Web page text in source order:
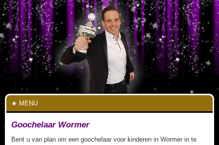
MENU
Goochelaar Wormer
Bent u van plan om een goochelaar voor kinderen in Wormer in te